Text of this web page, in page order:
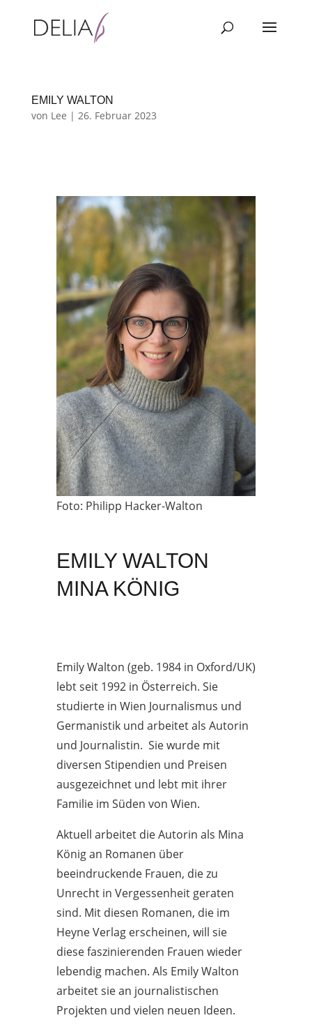
EMILY WALTON
von Lee | 26. Februar 2023
Foto: Philipp Hacker-Walton
EMILY WALTON
MINA KÖNIG
Emily Walton (geb. 1984 in Oxford/UK)
lebt seit 1992 in Österreich. Sie
studierte in Wien Journalismus und
Germanistik und arbeitet als Autorin
und Journalistin. Sie wurde mit
diversen Stipendien und Preisen
ausgezeichnet und lebt mit ihrer
Familie im Süden von Wien.
Aktuell arbeitet die Autorin als Mina
König an Romanen über
beeindruckende Frauen, die zu
Unrecht in Vergessenheit geraten
sind. Mit diesen Romanen, die im
Heyne Verlag erscheinen, will sie
diese faszinierenden Frauen wieder
lebendig machen. Als Emily Walton
arbeitet sie an journalistischen
Projekten und vielen neuen Ideen.